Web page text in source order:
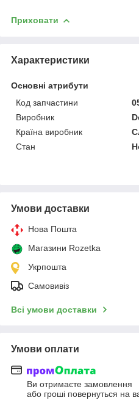
Приховати
Характеристики
Основні атрибути
Код запчастини
Виробник
Країна виробник
Стан
Умови доставки
Нова Пошта
Магазини Rozetka
Укрпошта
Самовивіз
Всі умови доставки
Умови оплати
Ви отримаєте замовлення
або гроші повернуться на